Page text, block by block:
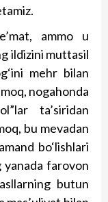
ammo u
ildizini muttasil
mehr bilan
nogahonda
ta’siridan
bu mevadan
bo‘lishlari
yanada farovon
butun